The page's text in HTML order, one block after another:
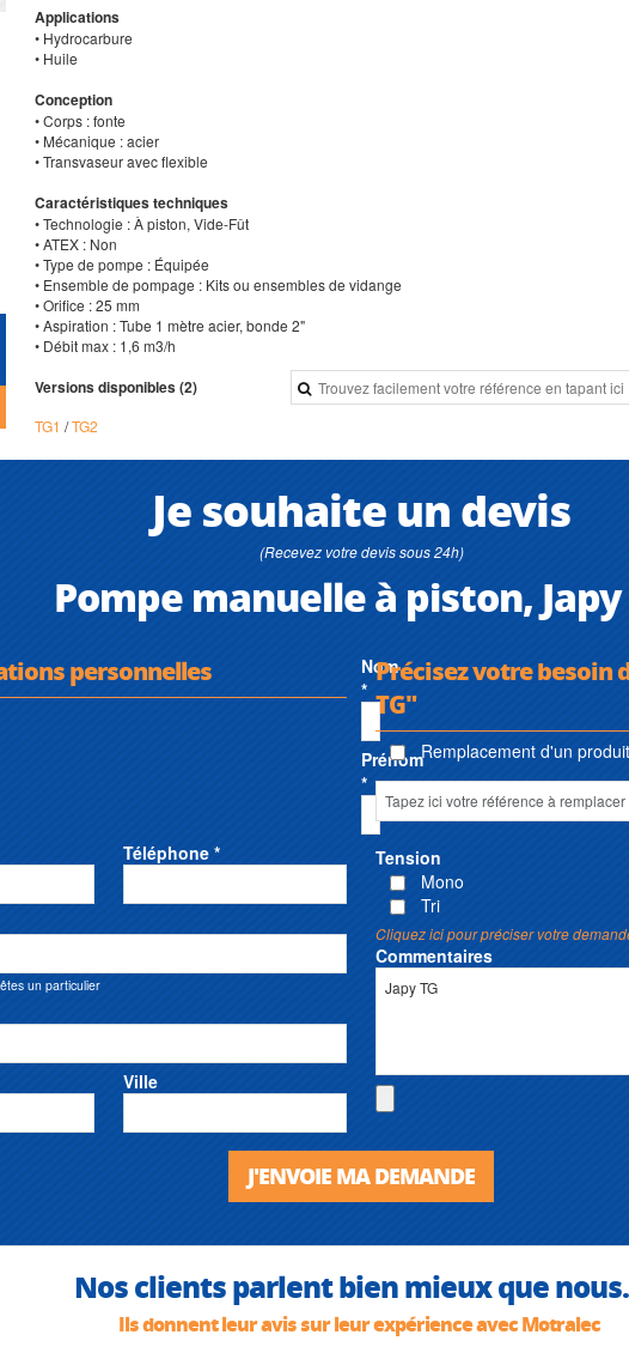
Applications
• Hydrocarbure
• Huile
Conception
• Corps : fonte
• Mécanique : acier
• Transvaseur avec flexible
Caractéristiques techniques
• Technologie : À piston, Vide-Fût
• ATEX : Non
• Type de pompe : Équipée
• Ensemble de pompage : Kits ou ensembles de vidange
• Orifice : 25 mm
• Aspiration : Tube 1 mètre acier, bonde 2"
• Débit max : 1,6 m3/h
Versions disponibles (2)
TG1 /TG2
Je souhaite un devis
(Recevez votre devis sous 24h)
Pompe manuelle à piston, Japy
personnelles
Nom
*
Prénom
*
Téléphone *
un particulier
Ville
Précisez votre besoin
TG"
Remplacement d'un
Tension
Mono
Tri
Cliquez ici pour préciser votre
Commentaires
J'ENVOIE MA DEMANDE
Nos clients parlent bien mieux que
Ils donnent leur avis sur leur expérience avec Motralec